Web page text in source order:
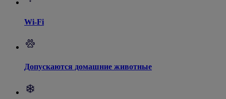
Wi-Fi
Допускаются домашние животные